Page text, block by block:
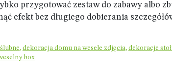
przygotować zestaw do zabawy albo
efekt bez długiego dobierania
, dekoracja domu na wesele zdjęcia, dekoracje
box